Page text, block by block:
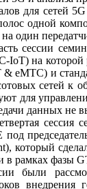
для сетей 5G
одной
на один
сессии
IoT) на
&eMTC) и
сетей к
для
данных не
сессия
), который
в рамках фазы
были
внедрения